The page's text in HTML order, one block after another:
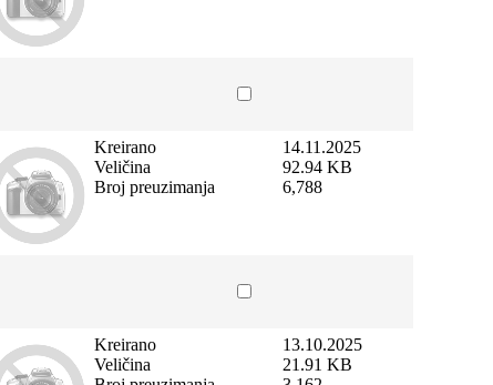
Kreirano
Veličina
Broj preuzimanja
14.11.2025
92.94 KB
6,788
Kreirano
Veličina
13.10.2025
21.91 KB